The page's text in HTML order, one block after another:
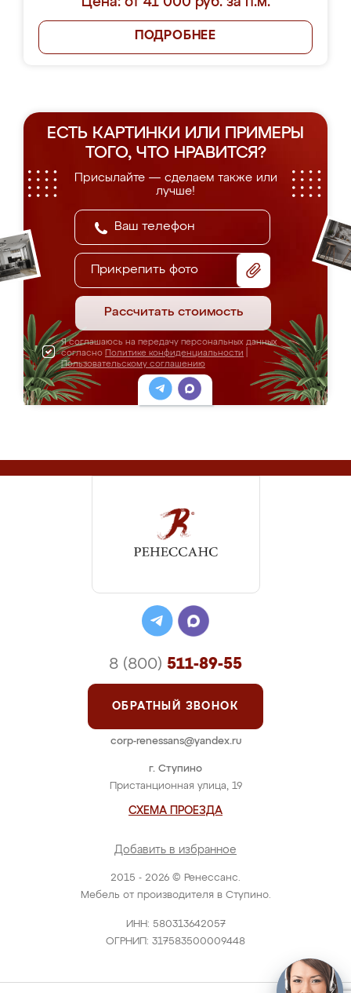
ПОДРОБНЕЕ
ЕСТЬ КАРТИНКИ ИЛИ ПРИМЕРЫ
ТОГО, ЧТО НРАВИТСЯ?
Присылайте — сделаем также или
лучше!
Прикрепить фото
Рассчитать стоимость
Я соглашаюсь на передачу персональных данных
согласно Политике конфиденциальности
Пользовательскому соглашению
2015 - 2026 © Ренессанс.
Мебель от производителя в Ступино.
ИНН: 580313642057
ОГРНИП: 317583500009448
г. Ступино
Пристанционная улица, 19
СХЕМА ПРОЕЗДА
Добавить в избранное
8 (800) 511-89-55
ОБРАТНЫЙ ЗВОНОК
corp-renessans@yandex.ru